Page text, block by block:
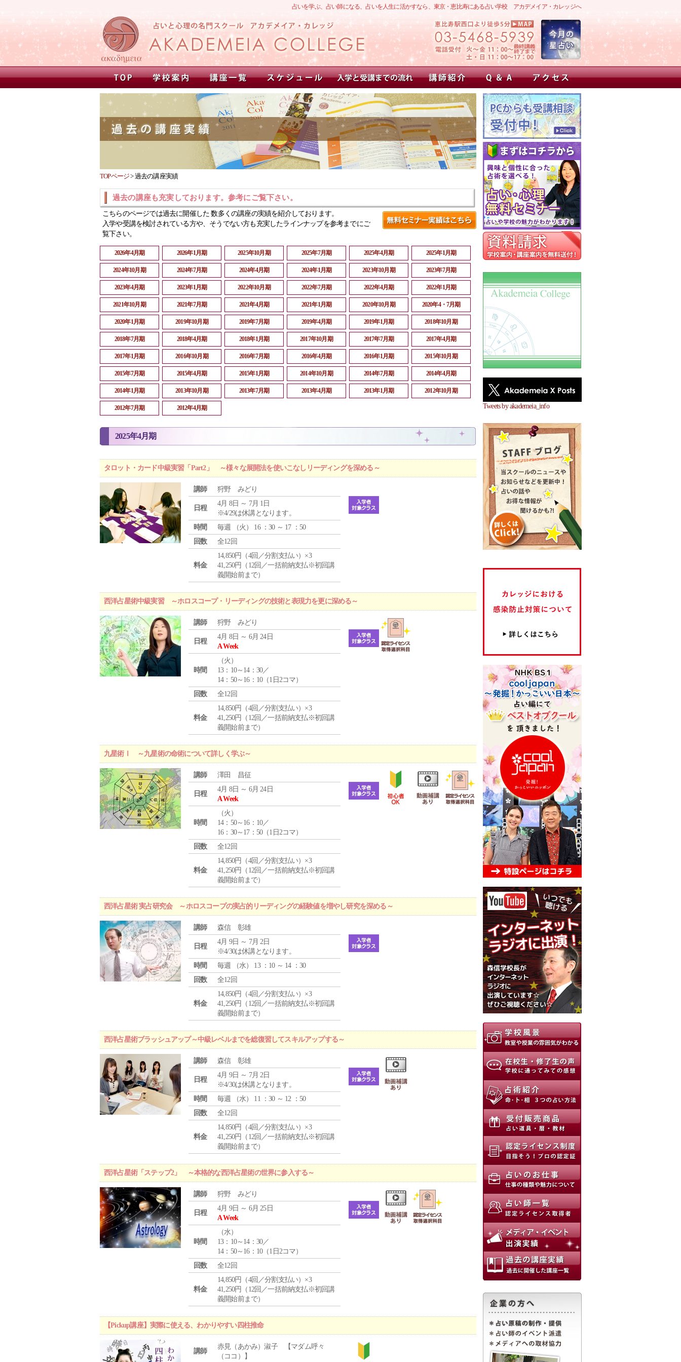
占いを学ぶ、占い師になる、占いを人生に活かすなら、東京・恵比寿にある占い学校 アカデメイア・カレッジへ
Tweets by akademeia_info
TOPページ>過去の講座実績
過去の講座も充実しております。参考にご覧下さい。
こちらのページでは過去に開催した 数多くの講座の実績を紹介しております。
入学や受講を検討されている方や、そうでない方も充実したラインナップを参考までにご
覧下さい。
2026年4月期 2026年1月期 2025年10月期 2025年7月期 2025年4月期 2025年1月期
2024年10月期 2024年7月期 2024年4月期 2024年1月期 2023年10月期 2023年7月期
2023年4月期 2023年1月期 2022年10月期 2022年7月期 2022年4月期 2022年1月期
2021年10月期 2021年7月期 2021年4月期 2021年1月期 2020年10月期 2020年4・7月期
2020年1月期 2019年10月期 2019年7月期 2019年4月期 2019年1月期 2018年10月期
2018年7月期 2018年4月期 2018年1月期 2017年10月期 2017年7月期 2017年4月期
2017年1月期 2016年10月期 2016年7月期 2016年4月期 2016年1月期 2015年10月期
2015年7月期 2015年4月期 2015年1月期 2014年10月期 2014年7月期 2014年4月期
2014年1月期 2013年10月期 2013年7月期 2013年4月期 2013年1月期 2012年10月期
2012年7月期 2012年4月期
2025年4月期
タロット・カード中級実習「Part2」 ～様々な展開法を使いこなしリーディングを深める～
講師 狩野 みどり
日程
4月 8日 ～ 7月 1日
※4/29は休講となります。
時間
毎週 （火 ） 16 ：30 ～ 17 ：50
回数
全12回
料金
14,850円（4回／分割支払い）×3
41,250円（12回／一括前納支払※初回講
義開始前まで）
西洋占星術中級実習 ～ホロスコープ・リーディングの技術と表現力を更に深める～
講師 狩野 みどり
日程
4月 8日 ～ 6月 24日
A Week
時間
（火 ）
13：10～14：30／
14：50～16：10（1日2コマ）
回数
全12回
料金
14,850円（4回／分割支払い）×3
41,250円（12回／一括前納支払※初回講
義開始前まで）
九星術Ⅰ ～九星術の命術について詳しく学ぶ～
講師 澤田 昌征
日程
4月 8日 ～ 6月 24日
A Week
時間
（火 ）
14：50～16：10／
16：30～17：50（1日2コマ）
回数
全12回
料金
14,850円（4回／分割支払い）×3
41,250円（12回／一括前納支払※初回講
義開始前まで）
西洋占星術 実占研究会 ～ホロスコープの実占的リーディングの経験値を増やし研究を深める～
講師 森信 彰雄
日程
4月 9日 ～ 7月 2日
※4/30は休講となります。
時間
毎週 （水） 13 ：10 ～ 14 ：30
回数
全12回
料金
14,850円（4回／分割支払い）×3
41,250円（12回／一括前納支払※初回講
義開始前まで）
西洋占星術ブラッシュアップ～中級レベルまでを総復習してスキルアップする～
講師 森信 彰雄
日程
4月 9日 ～ 7月 2日
※4/30は休講となります。
時間
毎週 （水） 11 ：30 ～ 12 ：50
回数
全12回
料金
14,850円（4回／分割支払い）×3
41,250円（12回／一括前納支払※初回講
義開始前まで）
西洋占星術「ステップ2」 ～本格的な西洋占星術の世界に参入する～
講師 狩野 みどり
日程
4月 9日 ～ 6月 25日
A Week
時間
（水）
13：10～14：30／
14：50～16：10（1日2コマ）
回数
全12回
料金
14,850円（4回／分割支払い）×3
41,250円（12回／一括前納支払※初回講
義開始前まで）
【Pickup講座】実際に使える、わかりやすい四柱推命
講師
赤見（あかみ）淑子 【マダム呼々
（ココ）】